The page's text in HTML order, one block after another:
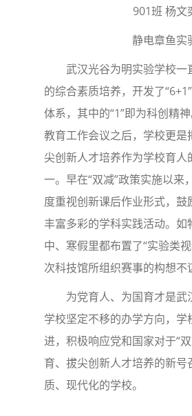
901班 杨文
静电章鱼实
武汉光谷为明实验学校一
的综合素质培养，开发了
体系，其中的“1”即为科创精
教育工作会议之后，学校更是
尖创新人才培养作为学校育人
一。早在“双减”政策实施以来
度重视创新课后作业形式，鼓
丰富多彩的学科实践活动。如
中、寒假里都布置了“实验类
次科技馆所组织赛事的构想不
为党育人、为国育才是武
学校坚定不移的办学方向，学
进，积极响应党和国家对于“
育、拔尖创新人才培养的新号
质、现代化的学校。